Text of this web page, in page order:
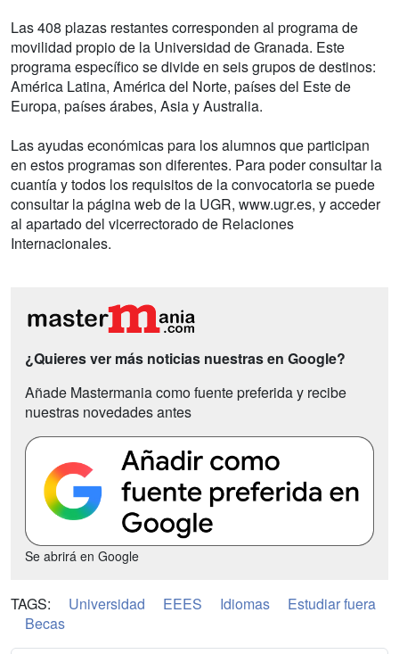
Las 408 plazas restantes corresponden al programa de
movilidad propio de la Universidad de Granada. Este
programa específico se divide en seis grupos de destinos:
América Latina, América del Norte, países del Este de
Europa, países árabes, Asia y Australia.
Las ayudas económicas para los alumnos que participan
en estos programas son diferentes. Para poder consultar la
cuantía y todos los requisitos de la convocatoria se puede
consultar la página web de la UGR, www.ugr.es, y acceder
al apartado del vicerrectorado de Relaciones
Internacionales.
¿Quieres ver más noticias nuestras en Google?
Añade Mastermania como fuente preferida y recibe
nuestras novedades antes
Se abrirá en Google
TAGS: Universidad EEES Idiomas
Estudiar fuera
Becas